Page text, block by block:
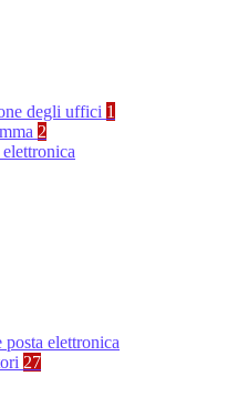
degli uffici 1
2
posta elettronica
27